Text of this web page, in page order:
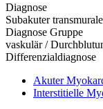
Diagnose
Subakuter
Diagnose Gruppe
vaskulär /
Differenzialdiagnose
Akuter
Interstitielle